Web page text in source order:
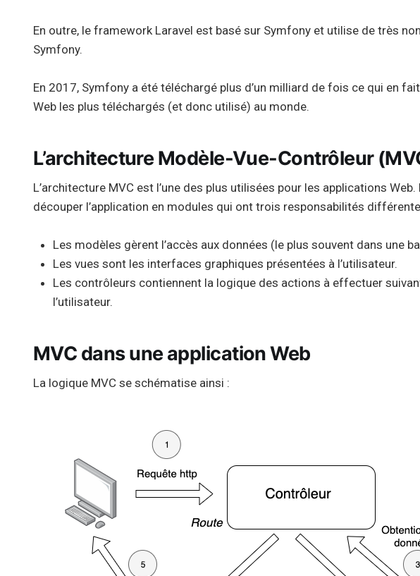
En outre, le framework Laravel est basé sur Symfony et utilise de très
Symfony.
En 2017, Symfony a été téléchargé plus d’un milliard de fois ce qui en
Web les plus téléchargés (et donc utilisé) au monde.
L’architecture Modèle-Vue-Contrôleur
L’architecture MVC est l’une des plus utilisées pour les applications
découper l’application en modules qui ont trois responsabilités
Les modèles gèrent l’accès aux données (le plus souvent dans une
Les vues sont les interfaces graphiques présentées à l’utilisateur.
Les contrôleurs contiennent la logique des actions à effectuer
l’utilisateur.
MVC dans une application Web
La logique MVC se schématise ainsi :